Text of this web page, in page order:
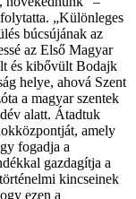
„Különleges
búcsújának az
az Első Magyar
és kibővült Bodajk
helye, ahová Szent
a magyar szentek
alatt. Átadtuk
amely
fogadja a
gazdagítja a
kincseinek
ezen a